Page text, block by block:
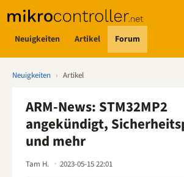
Neuigkeiten Artikel Forum
Neuigkeiten › Artikel
ARM-News: STM32MP2
angekündigt,
und mehr
Tam H. 2023-05-15 22:01